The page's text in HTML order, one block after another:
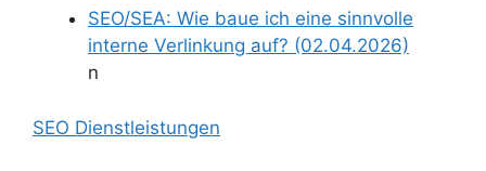
SEO/SEA: Wie baue ich eine sinnvolle
interne Verlinkung auf? (02.04.2026)
n
SEO Dienstleistungen